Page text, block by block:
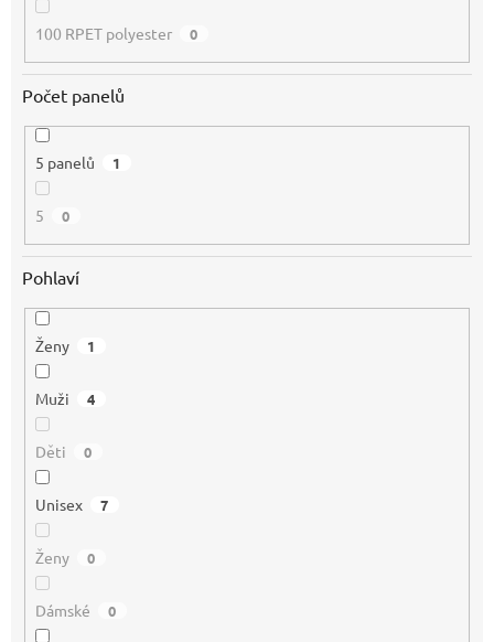
100 RPET polyester 0
Počet panelů
5 panelů 1
5 0
Pohlaví
Ženy 1
Muži 4
Děti 0
Unisex 7
Ženy 0
Dámské 0